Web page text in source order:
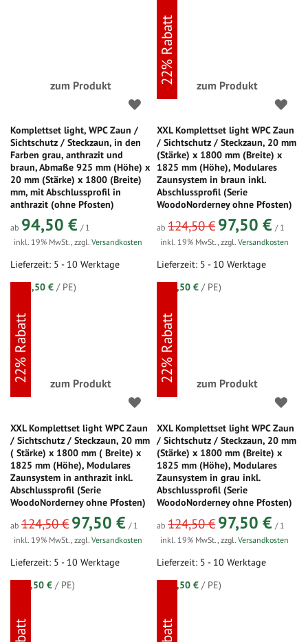
zum Produkt
Komplettset light, WPC Zaun /
Sichtschutz / Steckzaun, in den
Farben grau, anthrazit und
braun, Abmaße 925 mm (Höhe) x
20 mm (Stärke) x 1800 (Breite)
mm, mit Abschlussprofil in
anthrazit (ohne Pfosten)
ab 94,50 € / 1
inkl. 19% MwSt., zzgl. Versandkosten
Lieferzeit: 5 - 10 Werktage
94,50 € / PE)
zum Produkt
22% Rabatt
XXL Komplettset light WPC Zaun
/ Sichtschutz / Steckzaun, 20 mm
(Stärke) x 1800 mm (Breite) x
1825 mm (Höhe), Modulares
Zaunsystem in braun inkl.
Abschlussprofil (Serie
WoodoNorderney ohne Pfosten)
ab 124,50 € 97,50 € / 1
inkl. 19% MwSt.,zzgl.Versandkosten
Lieferzeit: 5 - 10 Werktage
97,50 € / PE)
zum Produkt
22% Rabatt
XXL Komplettset light WPC Zaun
/ Sichtschutz / Steckzaun, 20 mm
( Stärke) x 1800 mm ( Breite) x
1825 mm (Höhe), Modulares
Zaunsystem in anthrazit inkl.
Abschlussprofil (Serie
WoodoNorderney ohne Pfosten)
ab 124,50 € 97,50 € / 1
inkl. 19% MwSt., zzgl. Versandkosten
Lieferzeit: 5 - 10 Werktage
97,50 € / PE)
zum Produkt
22% Rabatt
XXL Komplettset light WPC Zaun
/ Sichtschutz / Steckzaun, 20 mm
(Stärke) x 1800 mm (Breite) x
1825 mm (Höhe), Modulares
Zaunsystem in grau inkl.
Abschlussprofil (Serie
WoodoNorderney ohne Pfosten)
ab 124,50 € 97,50 € / 1
inkl. 19% MwSt.,zzgl.Versandkosten
Lieferzeit: 5 - 10 Werktage
97,50 € / PE)